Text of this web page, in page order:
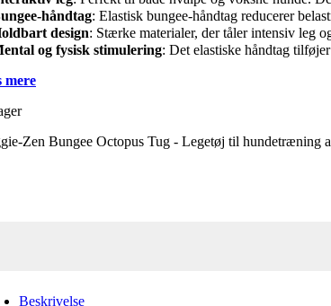
håndtag: Elastisk bungee-håndtag reducerer
design: Stærke materialer, der tåler intensiv leg
og fysisk stimulering: Det elastiske håndtag
mere
Zen Bungee Octopus Tug - Legetøj til hundetræning
Beskrivelse